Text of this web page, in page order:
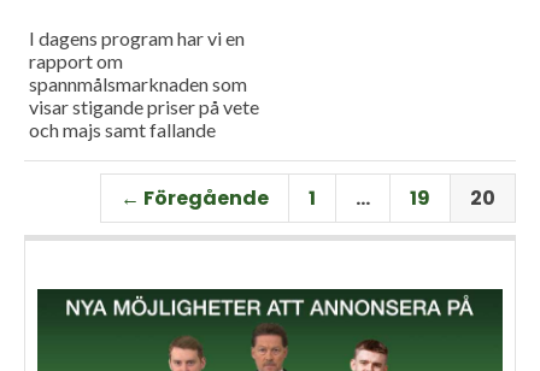
I dagens program har vi en
rapport om
spannmålsmarknaden som
visar stigande priser på vete
och majs samt fallande
premiär för vårt
måndagsprogram med en
längre intervju med Erik
Stjerndahl vd för HIR Skåne,
fältdagar.
← Föregående 1 … 19 20